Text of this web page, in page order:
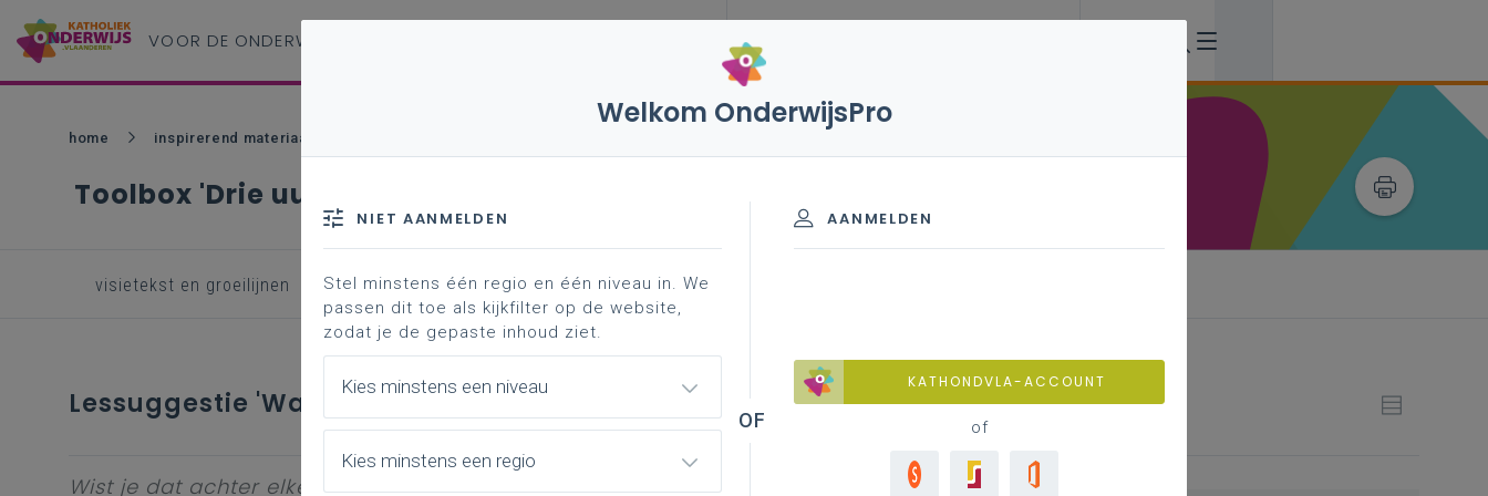
VOOR DE ONDERWIJS
home inspirerend materiaal
Toolbox 'Drie uur extra Nederlands'
visietekst en groeilijnen inspirerend materiaal professionalisering
Lessuggestie 'Wat teksten signaleren' (lezen, signaalwoorden)
Wist je dat achter elke goede tekst een skelet schuilt, dat niet uit botten, maar uit
Welkom OnderwijsPro
AANMELDEN
KATHONDVLA-ACCOUNT
of
NIET AANMELDEN
Stel minstens één regio en één niveau in. We
passen dit toe als kijkfilter op de website,
zodat je de gepaste inhoud ziet.
Kies minstens een niveau
Kies minstens een regio